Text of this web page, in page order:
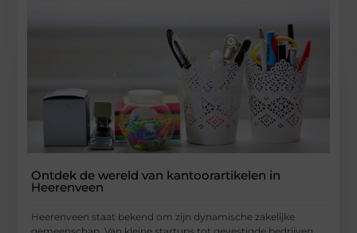
Ontdek de wereld van kantoorartikelen in
Heerenveen
Heerenveen staat bekend om zijn dynamische zakelijke